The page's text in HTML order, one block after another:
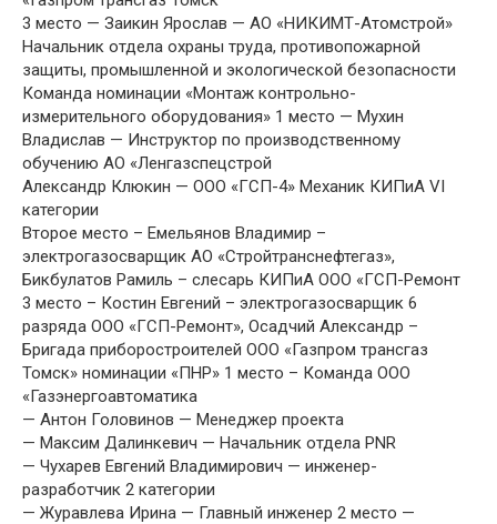
3 место — Заикин Ярослав — АО «НИКИМТ-Атомстрой»
Начальник отдела охраны труда, противопожарной
защиты, промышленной и экологической безопасности
Команда номинации «Монтаж контрольно-
измерительного оборудования» 1 место — Мухин
Владислав — Инструктор по производственному
обучению АО «Ленгазспецстрой
Александр Клюкин — ООО «ГСП-4» Механик КИПиА VI
категории
Второе место – Емельянов Владимир –
электрогазосварщик АО «Стройтранснефтегаз»,
Бикбулатов Рамиль – слесарь КИПиА ООО «ГСП-Ремонт
3 место – Костин Евгений – электрогазосварщик 6
разряда ООО «ГСП-Ремонт», Осадчий Александр –
Бригада приборостроителей ООО «Газпром трансгаз
Томск» номинации «ПНР» 1 место – Команда ООО
«Газэнергоавтоматика
— Антон Головинов — Менеджер проекта
— Максим Далинкевич — Начальник отдела PNR
— Чухарев Евгений Владимирович — инженер-
разработчик 2 категории
— Журавлева Ирина — Главный инженер 2 место —